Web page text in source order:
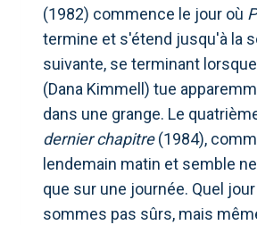
(1982) commence le jour où
termine et s'étend jusqu'à la
suivante, se terminant
(Dana Kimmell) tue
dans une grange. Le
dernier chapitre(1984),
lendemain matin et semble
que sur une journée. Quel
sommes pas sûrs, mais